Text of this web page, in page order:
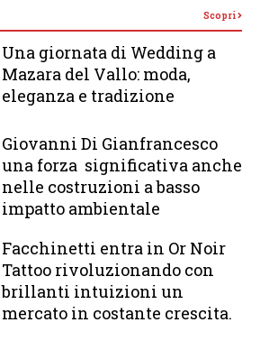
Scopri
Una giornata di Wedding a
Mazara del Vallo: moda,
eleganza e tradizione
Giovanni Di Gianfrancesco
una forza significativa anche
nelle costruzioni a basso
impatto ambientale
Facchinetti entra in Or Noir
Tattoo rivoluzionando con
brillanti intuizioni un
mercato in costante crescita.